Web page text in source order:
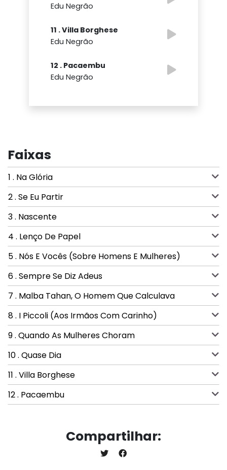
Edu Negrão
11 . Villa Borghese
Edu Negrão
12 . Pacaembu
Edu Negrão
Faixas
1 . Na Glória
2 . Se Eu Partir
3 . Nascente
4 . Lenço De Papel
5 . Nós E Vocês (Sobre Homens E Mulheres)
6 . Sempre Se Diz Adeus
7 . Malba Tahan, O Homem Que Calculava
8 . I Piccoli (Aos Irmãos Com Carinho)
9 . Quando As Mulheres Choram
10 . Quase Dia
11 . Villa Borghese
12 . Pacaembu
Compartilhar: